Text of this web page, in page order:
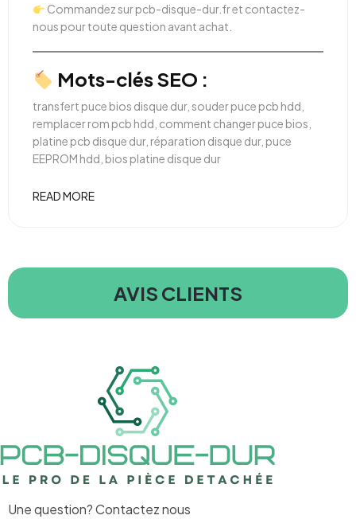
Commandez surpcb-disque-dur.fret contactez-
nous pour toute question avant achat.
Mots-clés SEO :
transfert puce bios disque dur, souder puce pcb hdd,
remplacer rom pcb hdd, comment changer puce bios,
platine pcb disque dur, réparation disque dur, puce
EEPROM hdd, bios platine disque dur
READ MORE
AVIS CLIENTS
Une question? Contactez nous